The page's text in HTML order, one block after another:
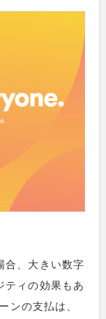
合、大きい数字
ティの効果もあ
ンの支払は、